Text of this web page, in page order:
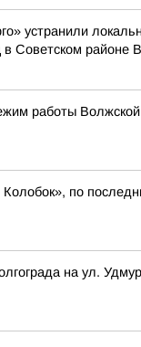
устранили
в Советском районе
работы
по
на ул.